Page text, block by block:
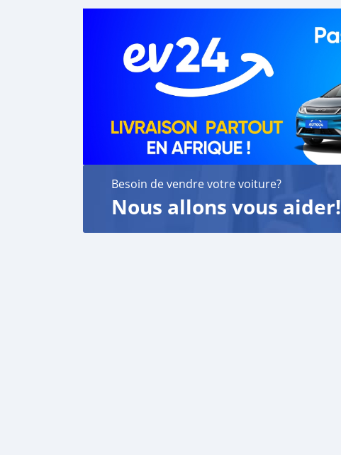
Besoin de vendre votre voiture?
Nous allons vous aider!